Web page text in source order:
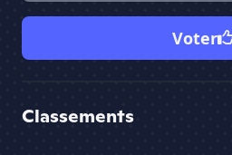
Voter
Classements